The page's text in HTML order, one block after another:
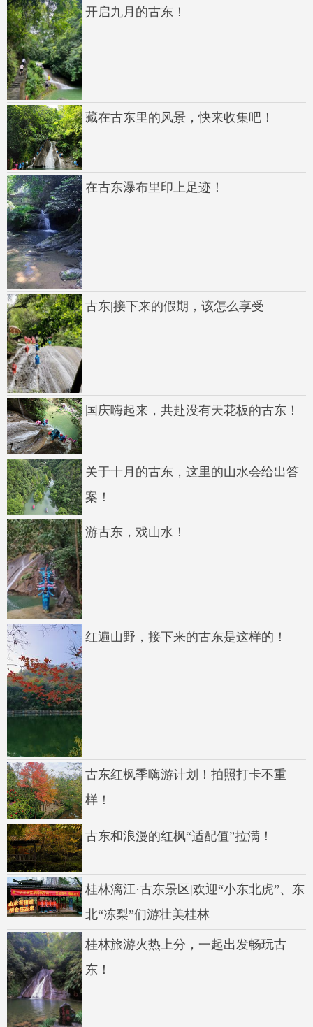
开启九月的古东！
藏在古东里的风景，快来收集吧！
在古东瀑布里印上足迹！
古东|接下来的假期，该怎么享受
国庆嗨起来，共赴没有天花板的古东！
关于十月的古东，这里的山水会给出答
案！
游古东，戏山水！
红遍山野，接下来的古东是这样的！
古东红枫季嗨游计划！拍照打卡不重
样！
古东和浪漫的红枫“适配值”拉满！
桂林漓江·古东景区|欢迎“小东北虎”、东
北“冻梨”们游壮美桂林
桂林旅游火热上分，一起出发畅玩古
东！